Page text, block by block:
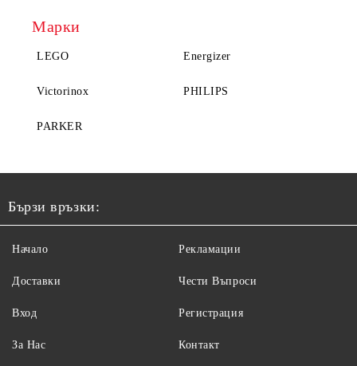
Марки
LEGO Energizer
Victorinox PHILIPS
PARKER
Бързи връзки:
Начало
Доставки
Вход
За Нас
Рекламации
Чести Въпроси
Регистрация
Контакт